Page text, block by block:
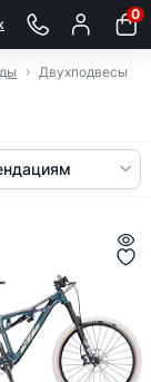
0
Двухподвесы